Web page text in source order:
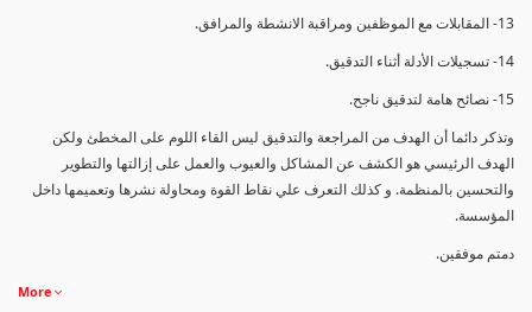
13- المقابلات مع الموظفين ومراقبة الانشطة والمرافق.
14- تسجيلات الأدلة أثناء التدقيق.
15- نصائح هامة لتدقيق ناجح.
وتذكر دائما أن الهدف من المراجعة والتدقيق ليس القاء اللوم على المخطئ ولكن
الهدف الرئيسي هو الكشف عن المشاكل والعيوب والعمل على إزالتها والتطوير
والتحسين بالمنظمة. و كذلك التعرف علي نقاط القوة ومحاولة نشرها وتعميمها داخل
المؤسسة.
دمتم موفقين.
More